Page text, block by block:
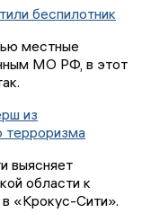
беспилотник
местные
МО РФ, в этот
из
терроризма
выясняет
области к
«Крокус-Сити».